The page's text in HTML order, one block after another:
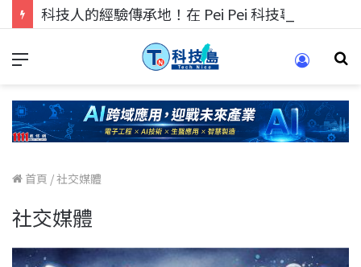
首頁 /社交媒體
社交媒體